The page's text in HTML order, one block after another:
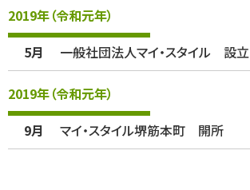
2019年（令和元年）
5月
一般社団法人マイ・スタイル 設立
2019年（令和元年）
9月
マイ・スタイル堺筋本町 開所